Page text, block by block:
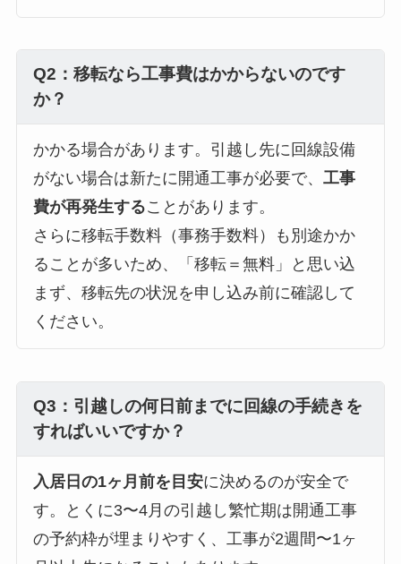
Q2：移転なら工事費はかからないのです
か？
かかる場合があります。引越し先に回線設備
がない場合は新たに開通工事が必要で、 工事
費が再発生することがあります。
さらに移転手数料（事務手数料）も別途かか
ることが多いため、「移転＝無料」と思い込
まず、移転先の状況を申し込み前に確認して
ください。
Q3：引越しの何日前までに回線の手続きを
すればいいですか？
入居日の1ヶ月前を目安に決めるのが安全で
す。とくに3〜4月の引越し繁忙期は開通工事
の予約枠が埋まりやすく、工事が2週間〜1ヶ